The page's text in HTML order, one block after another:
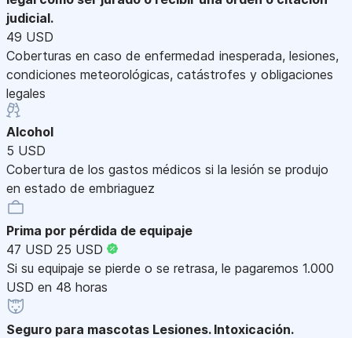
judicial.
49 USD
Coberturas en caso de enfermedad inesperada, lesiones,
condiciones meteorológicas, catástrofes y obligaciones
legales
Alcohol
5 USD
Cobertura de los gastos médicos si la lesión se produjo
en estado de embriaguez
Prima por pérdida de equipaje
47 USD 25 USD
Si su equipaje se pierde o se retrasa, le pagaremos 1.000
USD en 48 horas
Seguro para mascotas Lesiones. Intoxicación.